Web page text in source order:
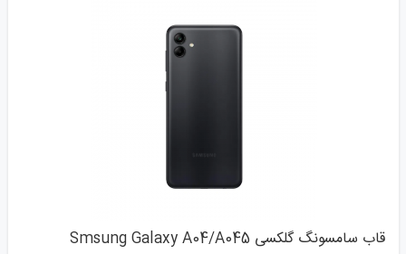
قاب سامسونگ گلکسی Smsung Galaxy A04/A045